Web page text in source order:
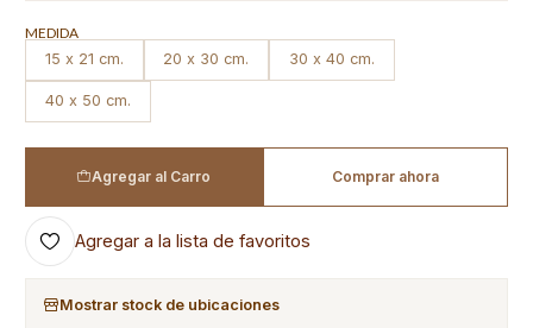
MEDIDA
15 x 21 cm.
20 x 30 cm. 30 x 40 cm.
40 x 50 cm.
Agregar al Carro Comprar ahora
Agregar a la lista de favoritos
Mostrar stock de ubicaciones